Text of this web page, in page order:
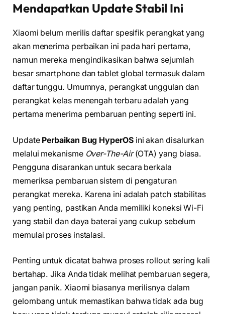
Mendapatkan Update Stabil Ini
Xiaomi belum merilis daftar spesifik perangkat yang
akan menerima perbaikan ini pada hari pertama,
namun mereka mengindikasikan bahwa sejumlah
besar smartphone dan tablet global termasuk dalam
daftar tunggu. Umumnya, perangkat unggulan dan
perangkat kelas menengah terbaru adalah yang
pertama menerima pembaruan penting seperti ini.
Update Perbaikan Bug HyperOSini akan disalurkan
melalui mekanisme Over-The-Air(OTA) yang biasa.
Pengguna disarankan untuk secara berkala
memeriksa pembaruan sistem di pengaturan
perangkat mereka. Karena ini adalah patch stabilitas
yang penting, pastikan Anda memiliki koneksi Wi-Fi
yang stabil dan daya baterai yang cukup sebelum
memulai proses instalasi.
Penting untuk dicatat bahwa proses rollout sering kali
bertahap. Jika Anda tidak melihat pembaruan segera,
jangan panik. Xiaomi biasanya merilisnya dalam
gelombang untuk memastikan bahwa tidak ada bug